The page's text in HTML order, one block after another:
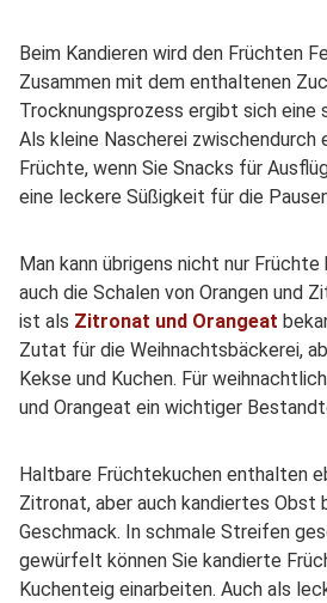
Beim Kandieren wird den Früchten
Zusammen mit dem enthaltenen
Trocknungsprozess ergibt sich eine
Als kleine Nascherei zwischendurch
Früchte, wenn Sie Snacks für
eine leckere Süßigkeit für die
Man kann übrigens nicht nur Früchte
auch die Schalen von Orangen und
ist als Zitronat und Orangeat
Zutat für die Weihnachtsbäckerei,
Kekse und Kuchen. Für
und Orangeat ein wichtiger
Haltbare Früchtekuchen enthalten
Zitronat, aber auch kandiertes Obst
Geschmack. In schmale Streifen
gewürfelt können Sie kandierte
Kuchenteig einarbeiten. Auch als